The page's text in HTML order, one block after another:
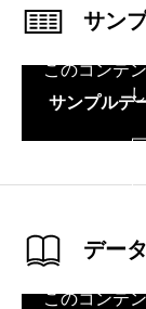
サン
サンプルデ
このコンテ
デー
このコンテ